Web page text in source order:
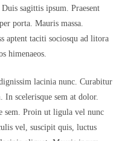
sagittis ipsum. Praesent
porta. Mauris massa.
aptent taciti sociosqu ad litora
himenaeos.
lacinia nunc. Curabitur
In scelerisque sem at dolor.
sem. Proin ut ligula vel nunc
vel, suscipit quis, luctus